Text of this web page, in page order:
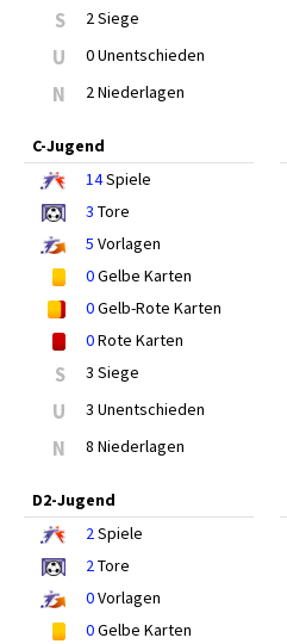
S 2 Siege
U 0 Unentschieden
N 2 Niederlagen
C-Jugend
14Spiele
3 Tore
5 Vorlagen
0Gelbe Karten
0Gelb-Rote Karten
0Rote Karten
S 3 Siege
U 3 Unentschieden
N 8 Niederlagen
D2-Jugend
2Spiele
2Tore
0Vorlagen
0Gelbe Karten